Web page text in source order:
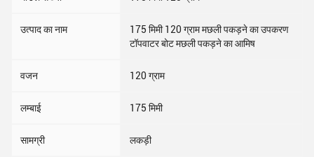
उत्पाद का नाम
175 मिमी 120 ग्राम मछली पकड़ने का उपकरण
टॉपवाटर बोट मछली पकड़ने का आमिष
वजन 120 ग्राम
लम्बाई 175 मिमी
सामग्री लकड़ी